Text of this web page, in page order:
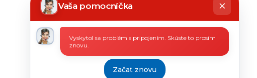
Vaša pomocníčka
píše
Vyskytol sa problém s pripojením. Skúste to prosím
znovu.
Začať znovu